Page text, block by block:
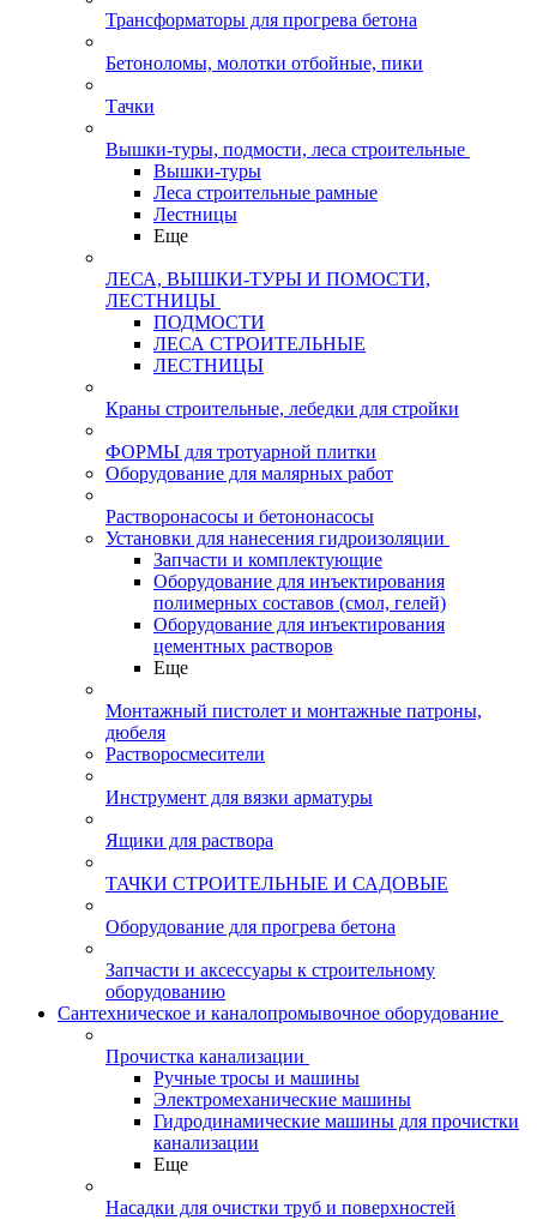
Трансформаторы для прогрева бетона
Бетоноломы, молотки отбойные, пики
Тачки
Вышки-туры, подмости, леса строительные
Вышки-туры
Леса строительные рамные
Лестницы
Еще
ЛЕСА, ВЫШКИ-ТУРЫ И ПОМОСТИ,
ЛЕСТНИЦЫ
ПОДМОСТИ
ЛЕСА СТРОИТЕЛЬНЫЕ
ЛЕСТНИЦЫ
Краны строительные, лебедки для стройки
ФОРМЫ для тротуарной плитки
Оборудование для малярных работ
Растворонасосы и бетононасосы
Установки для нанесения гидроизоляции
Запчасти и комплектующие
Оборудование для инъектирования
полимерных составов (смол, гелей)
Оборудование для инъектирования
цементных растворов
Еще
Монтажный пистолет и монтажные патроны,
дюбеля
Растворосмесители
Инструмент для вязки арматуры
Ящики для раствора
ТАЧКИ СТРОИТЕЛЬНЫЕ И САДОВЫЕ
Оборудование для прогрева бетона
Запчасти и аксессуары к строительному
оборудованию
Сантехническое и каналопромывочное оборудование
Прочистка канализации
Ручные тросы и машины
Электромеханические машины
Гидродинамические машины для прочистки
канализации
Еще
Насадки для очистки труб и поверхностей